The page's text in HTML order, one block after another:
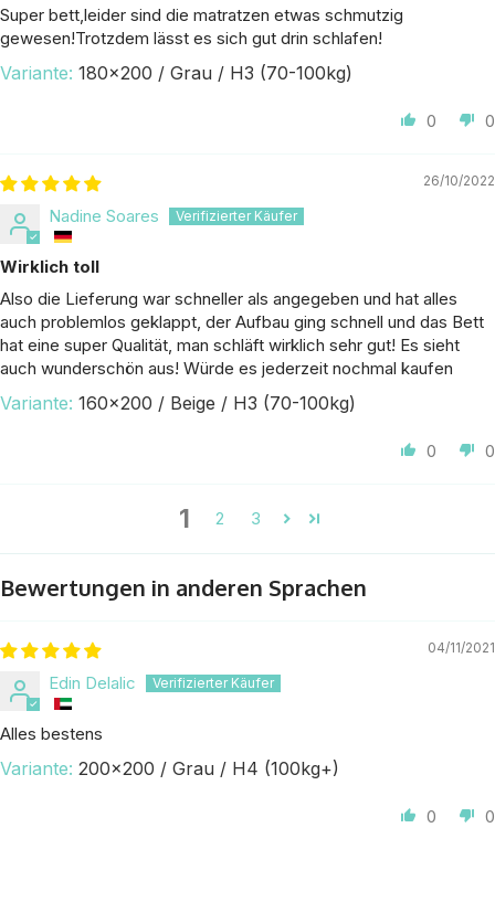
Super bett,leider sind die matratzen etwas schmutzig
gewesen!Trotzdem lässt es sich gut drin schlafen!
180x200 / Grau / H3 (70-100kg)
0 0
26/10/2022
Nadine Soares
Wirklich toll
Also die Lieferung war schneller als angegeben und hat alles
auch problemlos geklappt, der Aufbau ging schnell und das Bett
hat eine super Qualität, man schläft wirklich sehr gut! Es sieht
auch wunderschön aus! Würde es jederzeit nochmal kaufen
160x200 / Beige / H3 (70-100kg)
0 0
1 2 3
Bewertungen in anderen Sprachen
04/11/2021
Edin Delalic
Alles bestens
200x200 / Grau / H4 (100kg+)
0 0